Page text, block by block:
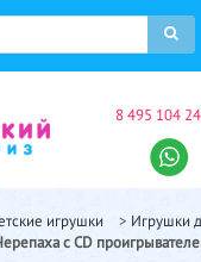
8 495 104
игрушки > Игрушки
с CD